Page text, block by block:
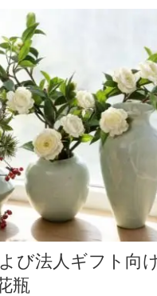
考えています…
び法人ギフト向
瓶